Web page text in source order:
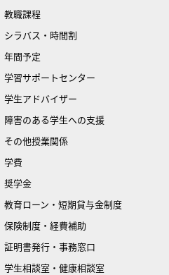
教職課程
シラバス・時間割
年間予定
学習サポートセンター
学生アドバイザー
障害のある学生への支援
その他授業関係
学費
奨学金
教育ローン・短期貸与金制度
保険制度・経費補助
証明書発行・事務窓口
学生相談室・健康相談室